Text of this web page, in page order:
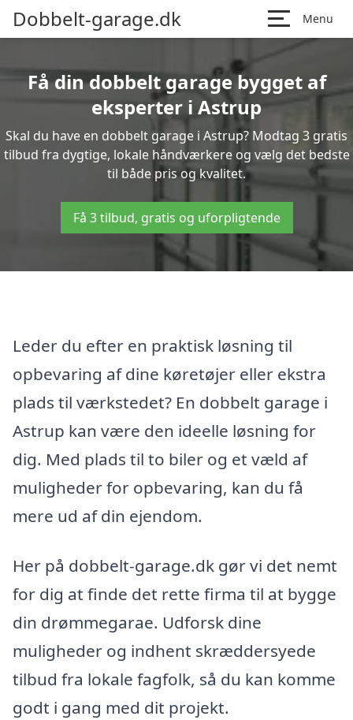
Dobbelt-garage.dk Menu
Få din dobbelt garage bygget af
eksperter i Astrup
Skal du have en dobbelt garage i Astrup? Modtag 3 gratis
tilbud fra dygtige, lokale håndværkere og vælg det bedste
til både pris og kvalitet.
Få 3 tilbud, gratis og uforpligtende
Leder du efter en praktisk løsning til
opbevaring af dine køretøjer eller ekstra
plads til værkstedet? En dobbelt garage i
Astrup kan være den ideelle løsning for
dig. Med plads til to biler og et væld af
muligheder for opbevaring, kan du få
mere ud af din ejendom.
Her på dobbelt-garage.dk gør vi det nemt
for dig at finde det rette firma til at bygge
din drømmegarae. Udforsk dine
muligheder og indhent skræddersyede
tilbud fra lokale fagfolk, så du kan komme
godt i gang med dit projekt.